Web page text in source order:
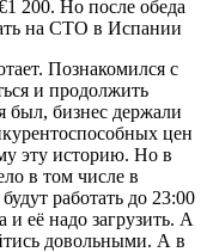
Познакомился с
и продолжить
был, бизнес держали
цен
эту историю. Но в
в том числе в
работать до 23:00
и её надо загрузить. А
довольными. А в